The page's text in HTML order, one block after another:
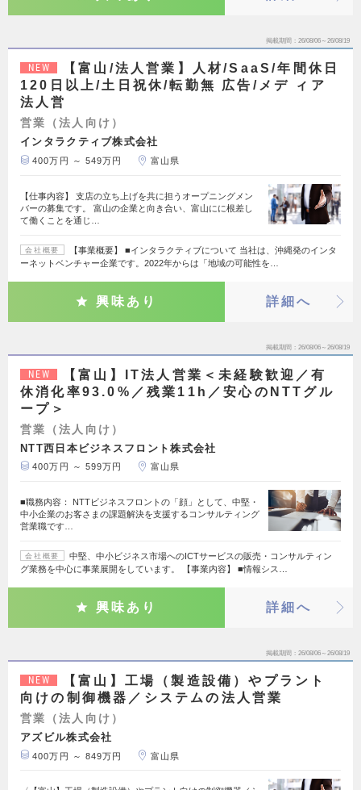
掲載期間 26/08/06～26/08/19
NEW
【富山/法人営業】人材/SaaS/年間休日
120日以上/土日祝休/転勤無 広告/メデ ィア
法人営
営業（法人向け）
インタラクティブ株式会社
400万円 ～ 549万円 富山県
【仕事内容】 支店の立ち上げを共に担うオープニングメン
バーの募集です。 富山の企業と向き合い、富山にに根差し
て働くことを通じ…
会社概要
【事業概要】 ■インタラクティブについて 当社は、沖縄発のインタ
ーネットベンチャー企業です。2022年からは「地域の可能性を…
興味あり 詳細へ
掲載期間 26/08/06～26/08/19
NEW
【富山】IT法人営業＜未経験歓迎／有
休消化率93.0%／残業11h／安心のNTTグル
ープ＞
営業（法人向け）
NTT西日本ビジネスフロント株式会社
400万円 ～ 599万円 富山県
■職務内容： NTTビジネスフロントの「顔」として、中堅・
中小企業のお客さまの課題解決を支援するコンサルティング
営業職です…
会社概要
中堅、中小ビジネス市場へのICTサービスの販売・コンサルティン
グ業務を中心に事業展開をしています。 【事業内容】 ■情報シス…
興味あり 詳細へ
掲載期間 26/08/06～26/08/19
NEW
【富山】工場（製造設備）やプラント
向けの制御機器／システムの法人営業
営業（法人向け）
アズビル株式会社
400万円 ～ 849万円 富山県